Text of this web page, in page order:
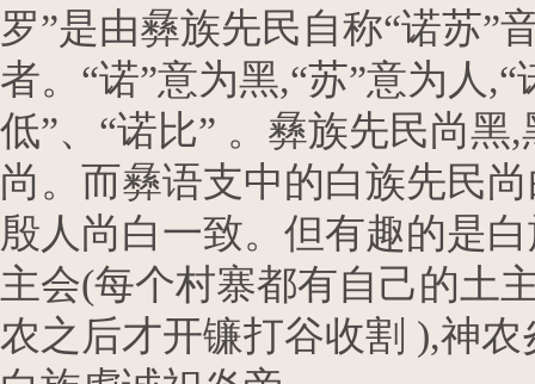
罗”是由彝族先民自称“诺苏”
者。“诺”意为黑,“苏”意为人
低”、“诺比” 。彝族先民尚
尚。而彝语支中的白族先民
殷人尚白一致。但有趣的是
主会(每个村寨都有自己的土
农之后才开镰打谷收割 ),神